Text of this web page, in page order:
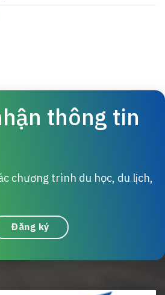
thông tin
chương trình du học, du lịch,
Đăng ký